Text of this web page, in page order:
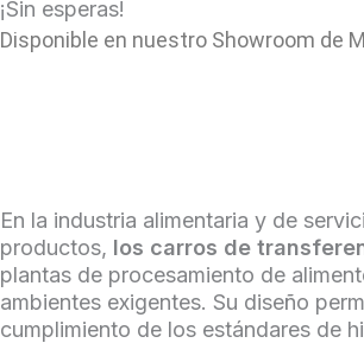
¡Sin esperas!
Disponible en nuestro Showroom de
En la industria alimentaria y de
productos, los carros de
plantas de procesamiento de
ambientes exigentes. Su diseño
cumplimiento de los estándares de